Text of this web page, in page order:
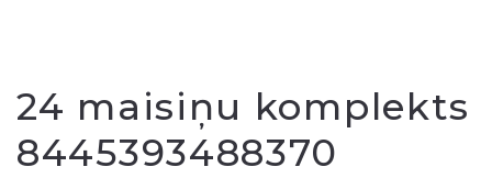
24 maisiņu komplekts
8445393488370